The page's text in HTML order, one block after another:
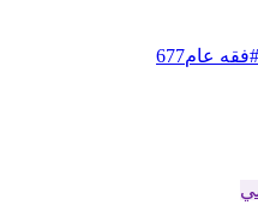
#فقه عام677